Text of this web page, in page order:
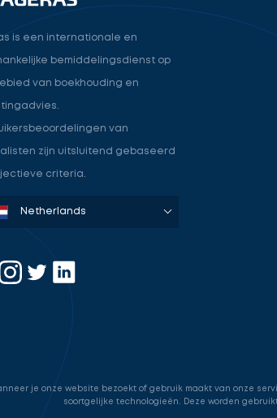
is een internationale en
bemiddelingsdienst op
van boekhouding en
van
zijn uitsluitend gebaseerd
criteria.
Denmark
Sweden
Norway
Netherlands
Germany
USA
je onze website bezoekt of gebruik maakt van onze
soortgelijke technologieën. Deze worden